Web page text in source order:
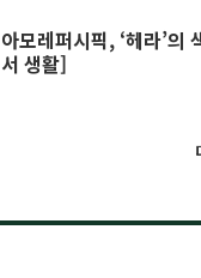
아모레퍼시픽, ‘헤라’의
서 생활]